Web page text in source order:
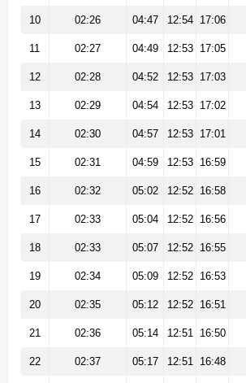
10 02:26 04:47 12:54 17:06
11 02:27 04:49 12:53 17:05
12 02:28 04:52 12:53 17:03
13 02:29 04:54 12:53 17:02
14 02:30 04:57 12:53 17:01
15 02:31 04:59 12:53 16:59
16 02:32 05:02 12:52 16:58
17 02:33 05:04 12:52 16:56
18 02:33 05:07 12:52 16:55
19 02:34 05:09 12:52 16:53
20 02:35 05:12 12:52 16:51
21 02:36 05:14 12:51 16:50
22 02:37 05:17 12:51 16:48